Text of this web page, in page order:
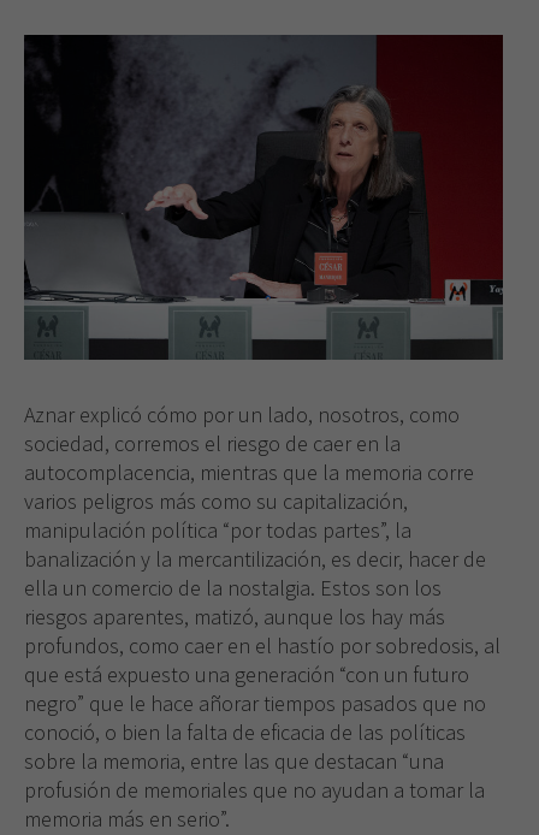
Aznar explicó cómo por un lado, nosotros, como
sociedad, corremos el riesgo de caer en la
autocomplacencia, mientras que la memoria corre
varios peligros más como su capitalización,
manipulación política “por todas partes”, la
banalización y la mercantilización, es decir, hacer de
ella un comercio de la nostalgia. Estos son los
riesgos aparentes, matizó, aunque los hay más
profundos, como caer en el hastío por sobredosis, al
que está expuesto una generación “con un futuro
negro” que le hace añorar tiempos pasados que no
conoció, o bien la falta de eficacia de las políticas
sobre la memoria, entre las que destacan “una
profusión de memoriales que no ayudan a tomar la
memoria más en serio”.